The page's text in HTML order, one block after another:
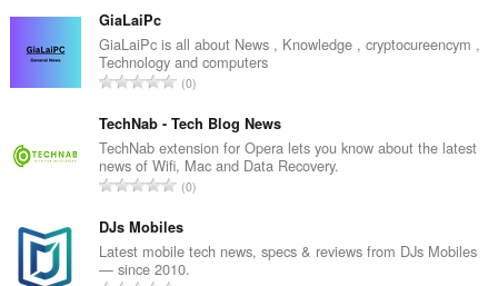
н
о
к
:
г
о
о
е
н
о
к
:
GiaLaiPc
GiaLaiPc is all about News , Knowledge , cryptocureencym ,
Technology and computers
В
е
г
о
о
е
н
0
TechNab - Tech Blog News
TechNab extension for Opera lets you know about the latest
news of Wifi, Mac and Data Recovery.
В
е
г
о
0
DJs Mobiles
Latest mobile tech news, specs & reviews from DJs Mobiles
— since 2010.